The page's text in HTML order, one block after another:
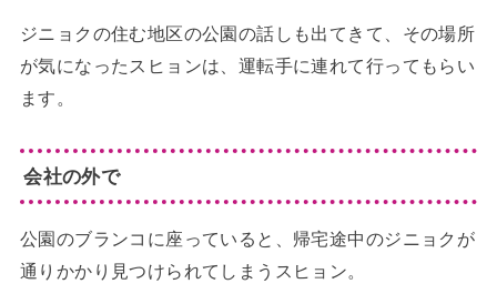
ジニョクの住む地区の公園の話しも出てきて、その場所
が気になったスヒョンは、運転手に連れて行ってもらい
ます。
会社の外で
公園のブランコに座っていると、帰宅途中のジニョクが
通りかかり見つけられてしまうスヒョン。